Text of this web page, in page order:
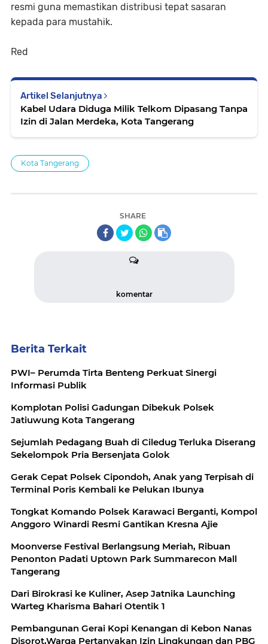
resmi guna memastikan distribusi tepat sasaran
kepada para mustahik.
Red
Artikel Selanjutnya
Kabel Udara Diduga Milik Telkom Dipasang Tanpa
Izin di Jalan Merdeka, Kota Tangerang
Kota Tangerang
SHARE
komentar
Berita Terkait
PWI– Perumda Tirta Benteng Perkuat Sinergi
Informasi Publik
Komplotan Polisi Gadungan Dibekuk Polsek
Jatiuwung Kota Tangerang
Sejumlah Pedagang Buah di Ciledug Terluka Diserang
Sekelompok Pria Bersenjata Golok
Gerak Cepat Polsek Cipondoh, Anak yang Terpisah di
Terminal Poris Kembali ke Pelukan Ibunya
Tongkat Komando Polsek Karawaci Berganti, Kompol
Anggoro Winardi Resmi Gantikan Kresna Ajie
Moonverse Festival Berlangsung Meriah, Ribuan
Penonton Padati Uptown Park Summarecon Mall
Tangerang
Dari Birokrasi ke Kuliner, Asep Jatnika Launching
Warteg Kharisma Bahari Otentik 1
Pembangunan Gerai Kopi Kenangan di Kebon Nanas
Disorot,Warga Pertanyakan Izin Lingkungan dan PBG